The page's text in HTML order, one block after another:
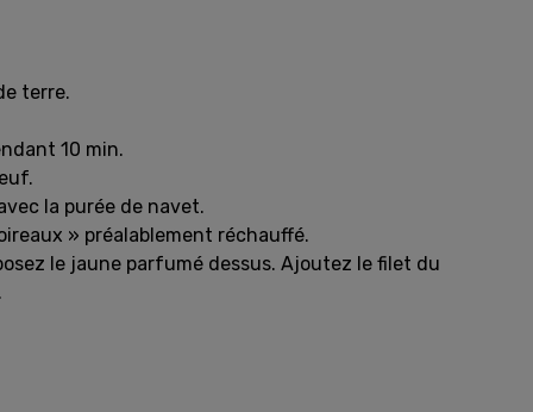
terre.
10 min.
la purée de navet.
» préalablement réchauffé.
le jaune parfumé dessus. Ajoutez le filet du